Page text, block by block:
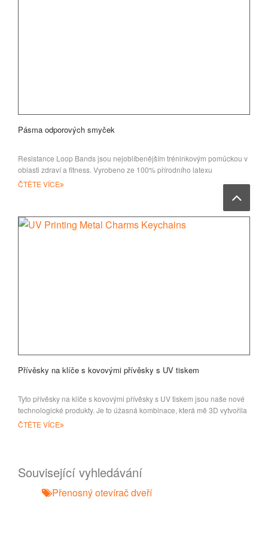
Pásma odporových smyček
Resistance Loop Bands jsou nejoblíbenějším tréninkovým pomůckou v
oblasti zdraví a fitness. Vyrobeno ze 100% přírodního latexu
ČTĚTE VÍCE
Přívěsky na klíče s kovovými přívěsky s UV tiskem
Tyto přívěsky na klíče s kovovými přívěsky s UV tiskem jsou naše nové
technologické produkty. Je to úžasná kombinace, která mě 3D vytvořila
ČTĚTE VÍCE
Související vyhledávání
Přenosný otevírač dveří